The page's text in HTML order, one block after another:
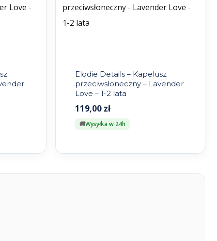
Elodie Details – Kapelusz
przeciwsłoneczny – Lavender
Love – 1-2 lata
119,00 zł
Wysyłka w 24h